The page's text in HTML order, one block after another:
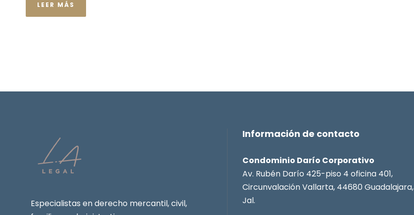
LEER MÁS
Especialistas en derecho mercantil, civil,
Información de contacto
Condominio Darío Corporativo
Av. Rubén Darío 425-piso 4 oficina 401,
Circunvalación Vallarta, 44680 Guadalajara,
Jal.